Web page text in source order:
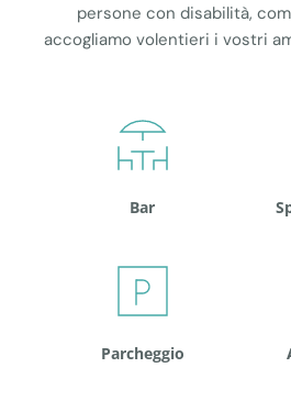
persone con disabilità,
accogliamo volentieri i vostri
Bar
Parcheggio